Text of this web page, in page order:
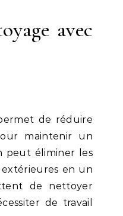
avec
de réduire
maintenir un
peut éliminer les
extérieures en un
de nettoyer
de travail